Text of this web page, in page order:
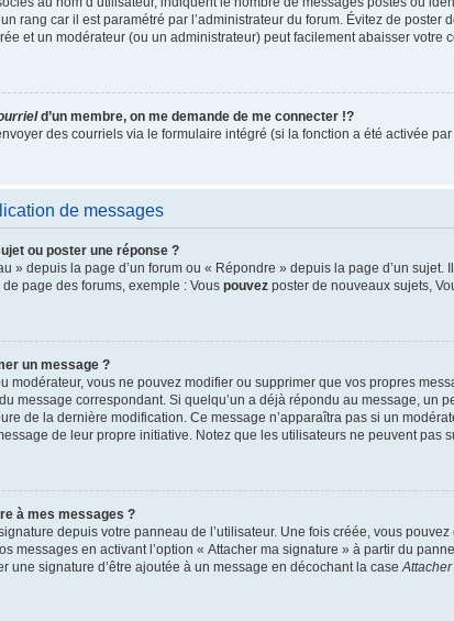
rang car il est paramétré par l’administrateur du forum. Évitez de
et un modérateur (ou un administrateur) peut facilement abaisser votre
d’un membre, on me demande de me connecter !?
des courriels via le formulaire intégré (si la fonction a été activée
de messages
ou poster une réponse ?
» depuis la page d’un forum ou « Répondre » depuis la page d’un
page des forums, exemple : Vous pouvez poster de nouveaux sujets,
un message ?
modérateur, vous ne pouvez modifier ou supprimer que vos propres
message correspondant. Si quelqu’un a déjà répondu au message, un
de la dernière modification. Ce message n’apparaîtra pas si un
de leur propre initiative. Notez que les utilisateurs ne peuvent pas
à mes messages ?
depuis votre panneau de l’utilisateur. Une fois créée, vous pouvez
messages en activant l’option « Attacher ma signature » à partir du
une signature d’être ajoutée à un message en décochant la case